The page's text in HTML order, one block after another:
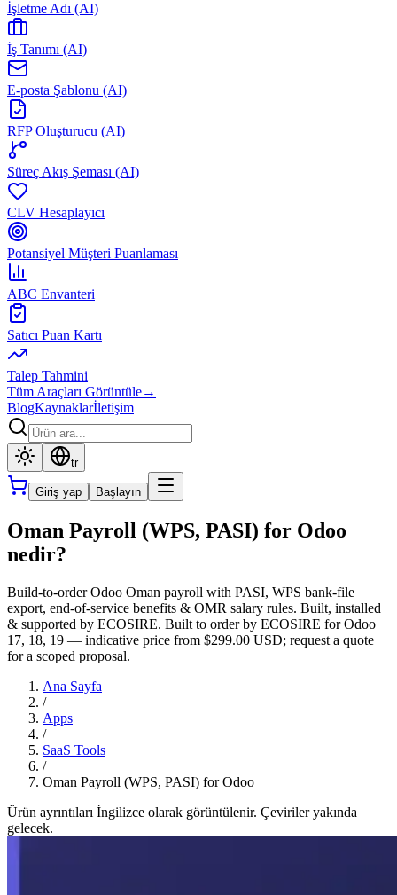
İşletme Adı (AI)
İş Tanımı (AI)
E-posta Şablonu (AI)
RFP Oluşturucu (AI)
Süreç Akış Şeması (AI)
CLV Hesaplayıcı
Potansiyel Müşteri Puanlaması
ABC Envanteri
Satıcı Puan Kartı
Talep Tahmini
Tüm Araçları Görüntüle→
BlogKaynaklarİletişim
tr
Giriş yap Başlayın
Oman Payroll (WPS, PASI) for Odoo
nedir?
Build-to-order Odoo Oman payroll with PASI, WPS bank-file
export, end-of-service benefits & OMR salary rules. Built, installed
& supported by ECOSIRE. Built to order by ECOSIRE for Odoo
17, 18, 19 — indicative price from $299.00 USD; request a quote
for a scoped proposal.
Ana Sayfa
/
Apps
/
SaaS Tools
/
Oman Payroll (WPS, PASI) for Odoo
Ürün ayrıntıları İngilizce olarak görüntülenir. Çeviriler yakında
gelecek.